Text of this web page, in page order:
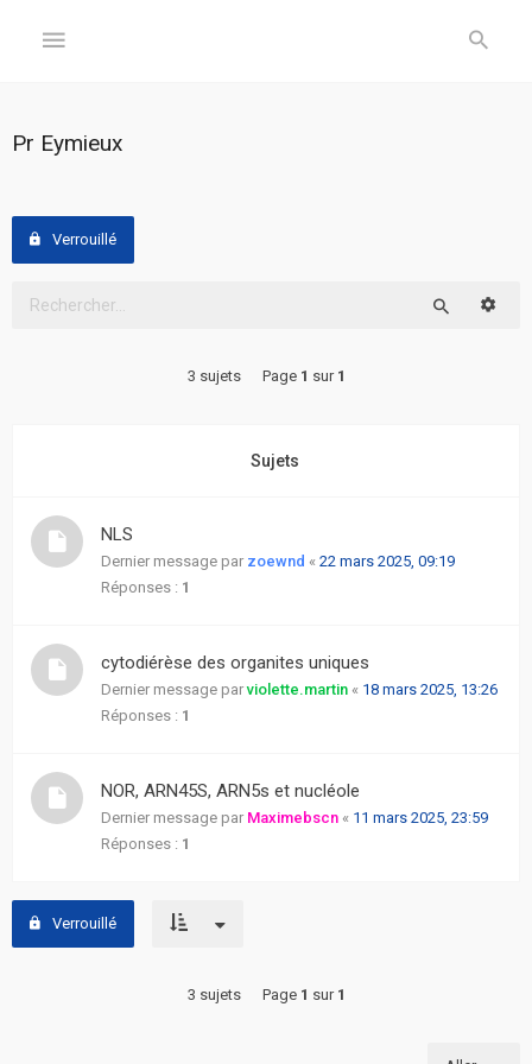
Inscription
Sujets
actifs
Recherche
avancée
L’équipe
Pr Eymieux
Verrouillé
3 sujets Page 1 sur 1
Sujets
NLS
Dernier message par zoewnd « 22 mars 2025, 09:19
Réponses : 1
cytodiérèse des organites uniques
Dernier message parviolette.martin « 18 mars 2025, 13:26
Réponses : 1
NOR, ARN45S, ARN5s et nucléole
Dernier message par Maximebscn « 11 mars 2025, 23:59
Réponses : 1
Verrouillé
3 sujets Page 1 sur 1